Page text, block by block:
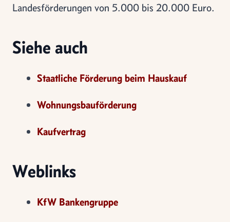
Landesförderungen von 5.000 bis 20.000 Euro.
Siehe auch
Staatliche Förderung beim Hauskauf
Wohnungsbauförderung
Kaufvertrag
Weblinks
KfW Bankengruppe